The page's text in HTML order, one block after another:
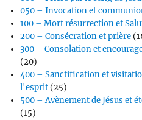
050 – Invocation et
100 – Mort résurrection et
200 – Consécration et prière
300 – Consolation et
(20)
400 – Sanctification et
l'esprit (25)
500 – Avènement de Jésus et
(15)